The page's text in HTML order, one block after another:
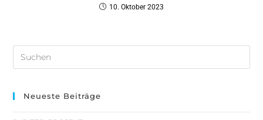
10. Oktober 2023
Neueste Beiträge